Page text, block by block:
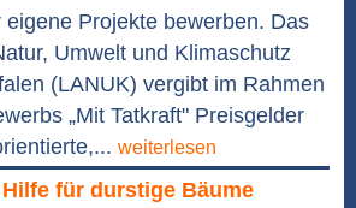
eigene Projekte bewerben. Das
Umwelt und Klimaschutz
(LANUK) vergibt im Rahmen
„Mit Tatkraft" Preisgelder
weiterlesen
für durstige Bäume